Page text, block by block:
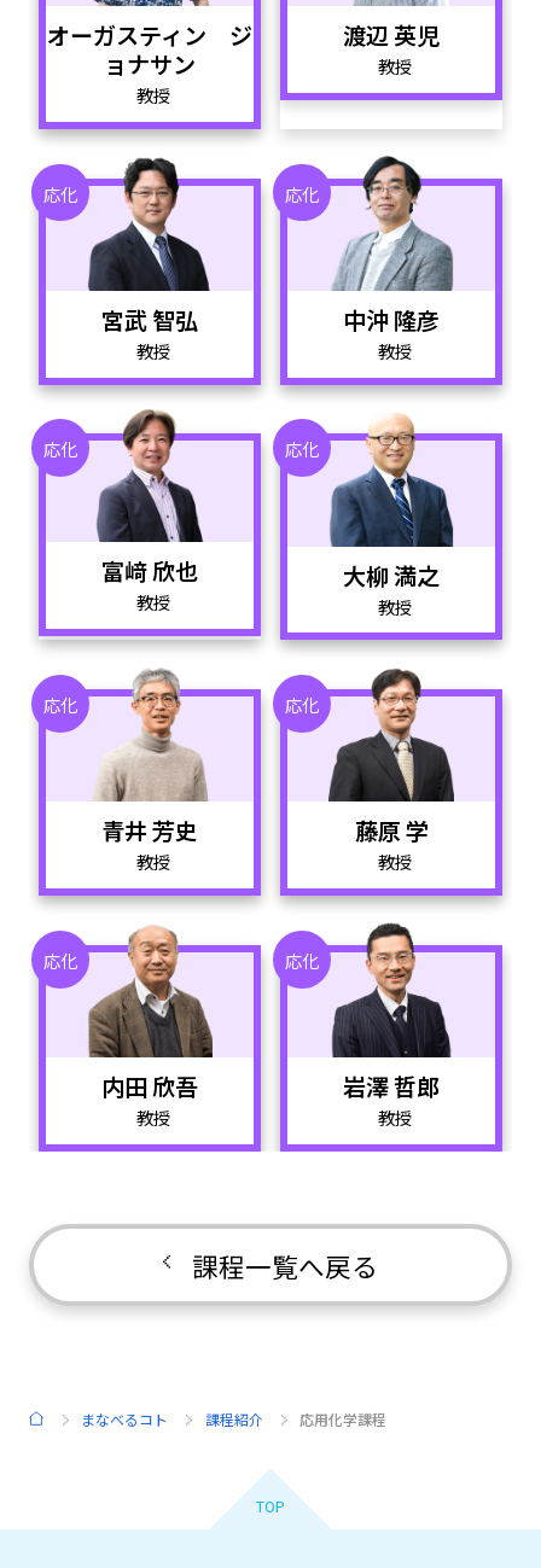
オーガスティン ジ
ョナサン
教授
渡辺 英児
教授
応化
宮武 智弘
教授
応化
中沖 隆彦
教授
応化
富﨑 欣也
教授
応化
大柳 満之
教授
応化
青井 芳史
教授
応化
藤原 学
教授
応化
内田 欣吾
教授
応化
岩澤 哲郎
教授
課程一覧へ戻る
HOMEまなべるコト 課程紹介 応用化学課程
TOP